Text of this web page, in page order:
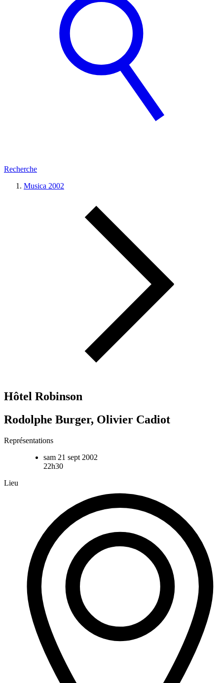
Recherche
Musica 2002
Hôtel Robinson
Rodolphe Burger, Olivier Cadiot
Représentations
sam 21 sept 2002
22h30
Lieu